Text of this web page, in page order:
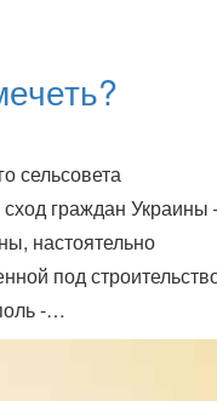
сельсовета
граждан
настоятельно
под
-…